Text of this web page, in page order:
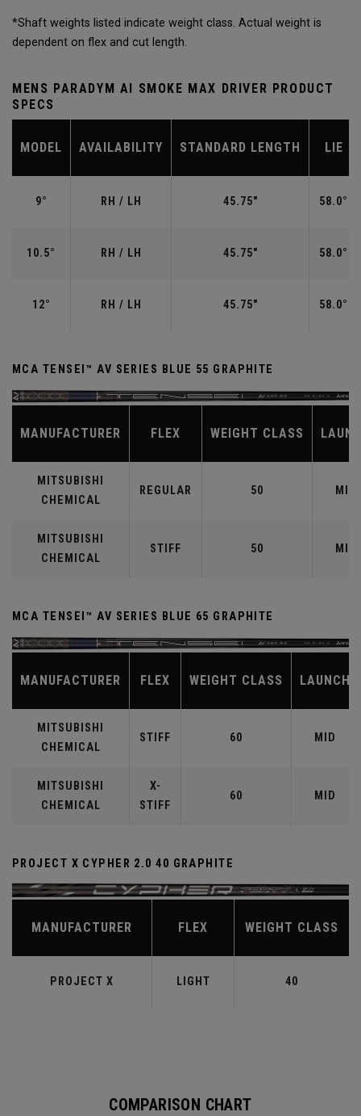
*Shaft weights listed indicate weight class. Actual weight is
dependent on flex and cut length.
MENS PARADYM AI SMOKE MAX DRIVER PRODUCT
SPECS
MODEL AVAILABILITY STANDARD LENGTH LIE
9° RH / LH 45.75" 58.0°
10.5° RH / LH 45.75" 58.0°
12° RH / LH 45.75" 58.0°
MCA TENSEI™ AV SERIES BLUE 55 GRAPHITE
MANUFACTURER FLEX WEIGHT CLASS
MITSUBISHI
CHEMICAL
REGULAR 50 MID
MITSUBISHI
CHEMICAL
STIFF 50 MID
MCA TENSEI™ AV SERIES BLUE 65 GRAPHITE
MANUFACTURER FLEX WEIGHT CLASS LAUNCH
MITSUBISHI
CHEMICAL
STIFF 60 MID
MITSUBISHI
CHEMICAL
X-
STIFF
60 MID
PROJECT X CYPHER 2.0 40 GRAPHITE
MANUFACTURER FLEX WEIGHT CLASS
PROJECT X LIGHT 40
COMPARISON CHART